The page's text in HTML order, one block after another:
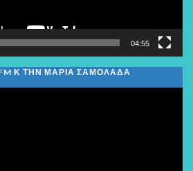
04:55
Κ ΤΗΝ ΜΑΡΙΑ ΣΑΜΟΛΑΔΑ